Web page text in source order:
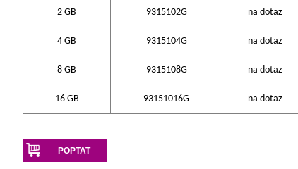
2 GB 9315102G na dotaz
4 GB 9315104G na dotaz
8 GB 9315108G na dotaz
16 GB 93151016G na dotaz
POPTAT